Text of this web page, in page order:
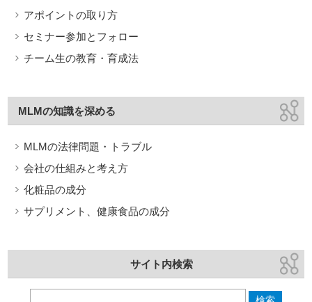
アポイントの取り方
セミナー参加とフォロー
チーム生の教育・育成法
MLMの知識を深める
MLMの法律問題・トラブル
会社の仕組みと考え方
化粧品の成分
サプリメント、健康食品の成分
サイト内検索